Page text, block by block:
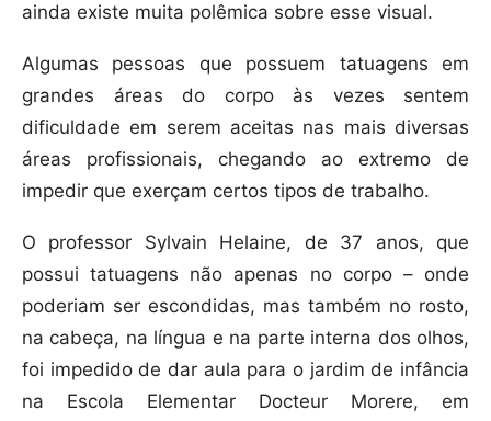
ainda existe muita polêmica sobre esse visual.
Algumas pessoas que possuem tatuagens em
grandes áreas do corpo às vezes sentem
dificuldade em serem aceitas nas mais diversas
áreas profissionais, chegando ao extremo de
impedir que exerçam certos tipos de trabalho.
O professor Sylvain Helaine, de 37 anos, que
possui tatuagens não apenas no corpo – onde
poderiam ser escondidas, mas também no rosto,
na cabeça, na língua e na parte interna dos olhos,
foi impedido de dar aula para o jardim de infância
na Escola Elementar Docteur Morere, em